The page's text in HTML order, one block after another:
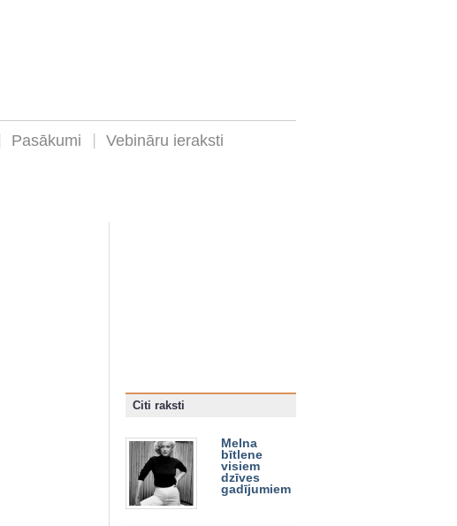
Pasākumi Vebināru ieraksti
Citi raksti
Melna
bītlene
visiem
dzīves
gadījumiem